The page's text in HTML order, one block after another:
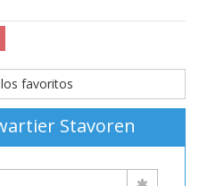
favoritos
Stavoren